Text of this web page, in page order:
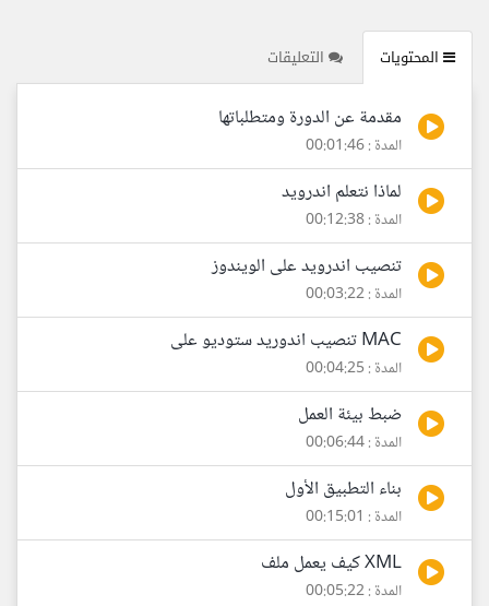
المحتويات التعليقات
مقدمة عن الدورة ومتطلباتها
المدة : 00:01:46
لماذا نتعلم اندرويد
المدة : 00:12:38
تنصيب اندرويد على الويندوز
المدة : 00:03:22
MAC تنصيب اندوريد ستوديو على
المدة : 00:04:25
ضبط بيئة العمل
المدة : 00:06:44
بناء التطبيق الأول
المدة : 00:15:01
XML كيف يعمل ملف
المدة : 00:05:22